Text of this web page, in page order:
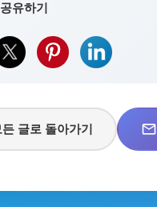
유하기
든 글로 돌아가기 mail_outline